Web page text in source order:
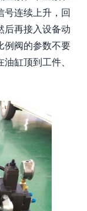
号连续上升，回
后再接入设备动
例阀的参数不要
缸顶到工件、